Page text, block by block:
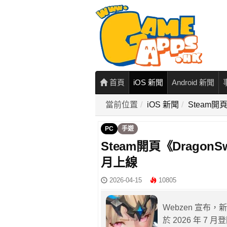
首頁 iOS 新聞 Android 新聞
當前位置 iOS 新聞 Steam開
PC 手遊
Steam開頁《
月上線
2026-04-15 10805
Webzen 宣布，
於 2026 年 7 月